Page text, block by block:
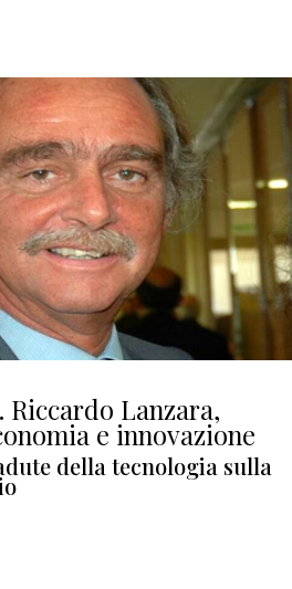
Lanzara,
e innovazione
della tecnologia sulla